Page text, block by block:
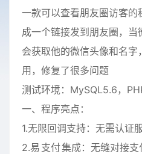
一款可以查看朋友圈访客的
成一个链接发到朋友圈，
会获取他的微信头像和名
用，修复了很多问题
测试环境：MySQL5.6，
一、程序亮点：
1.无限回调支持：无需认证
2.易 支付集成：无缝对接